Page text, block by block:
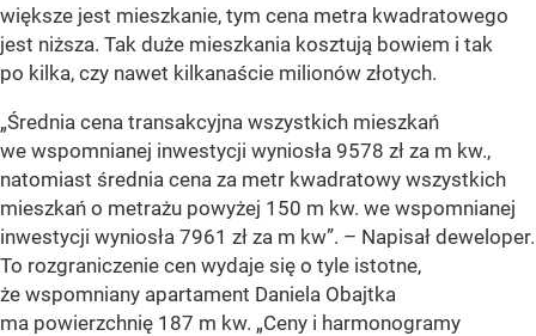
większe jest mieszkanie, tym cena metra kwadratowego
jest niższa. Tak duże mieszkania kosztują bowiem i tak
po kilka, czy nawet kilkanaście milionów złotych.
„Średnia cena transakcyjna wszystkich mieszkań
we wspomnianej inwestycji wyniosła 9578 zł za m kw.,
natomiast średnia cena za metr kwadratowy wszystkich
mieszkań o metrażu powyżej 150 m kw. we wspomnianej
inwestycji wyniosła 7961 zł za m kw”. – Napisał deweloper.
To rozgraniczenie cen wydaje się o tyle istotne,
że wspomniany apartament Daniela Obajtka
ma powierzchnię 187 m kw. „Ceny i harmonogramy